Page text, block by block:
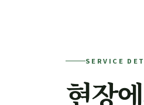
SERVICE
현장